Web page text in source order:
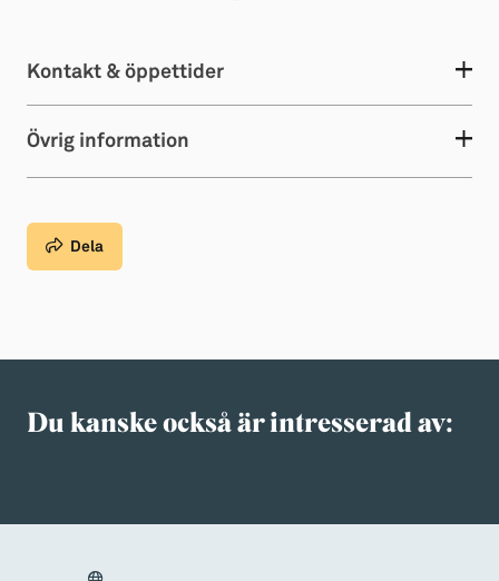
Kontakt & öppettider
Övrig information
Dela
Du kanske också är intresserad av: